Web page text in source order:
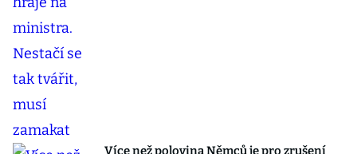
Více než polovina Němců je pro zrušení